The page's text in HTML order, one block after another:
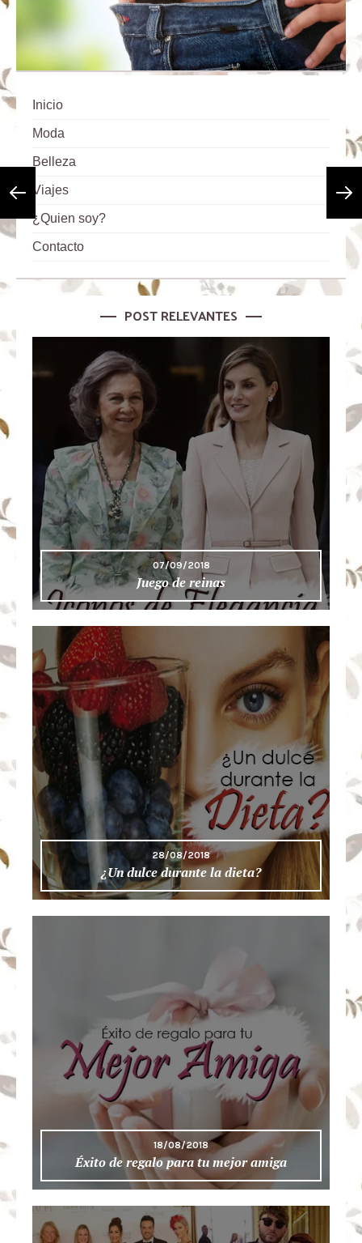
Inicio
Moda
Belleza
Viajes
¿Quien soy?
Contacto
POST RELEVANTES
07/09/2018
Juego de reinas
28/08/2018
¿Un dulce durante la dieta?
18/08/2018
Éxito de regalo para tu mejor amiga